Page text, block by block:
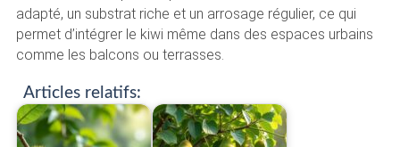
adapté, un substrat riche et un arrosage régulier, ce qui
permet d’intégrer le kiwi même dans des espaces urbains
comme les balcons ou terrasses.
Articles relatifs: